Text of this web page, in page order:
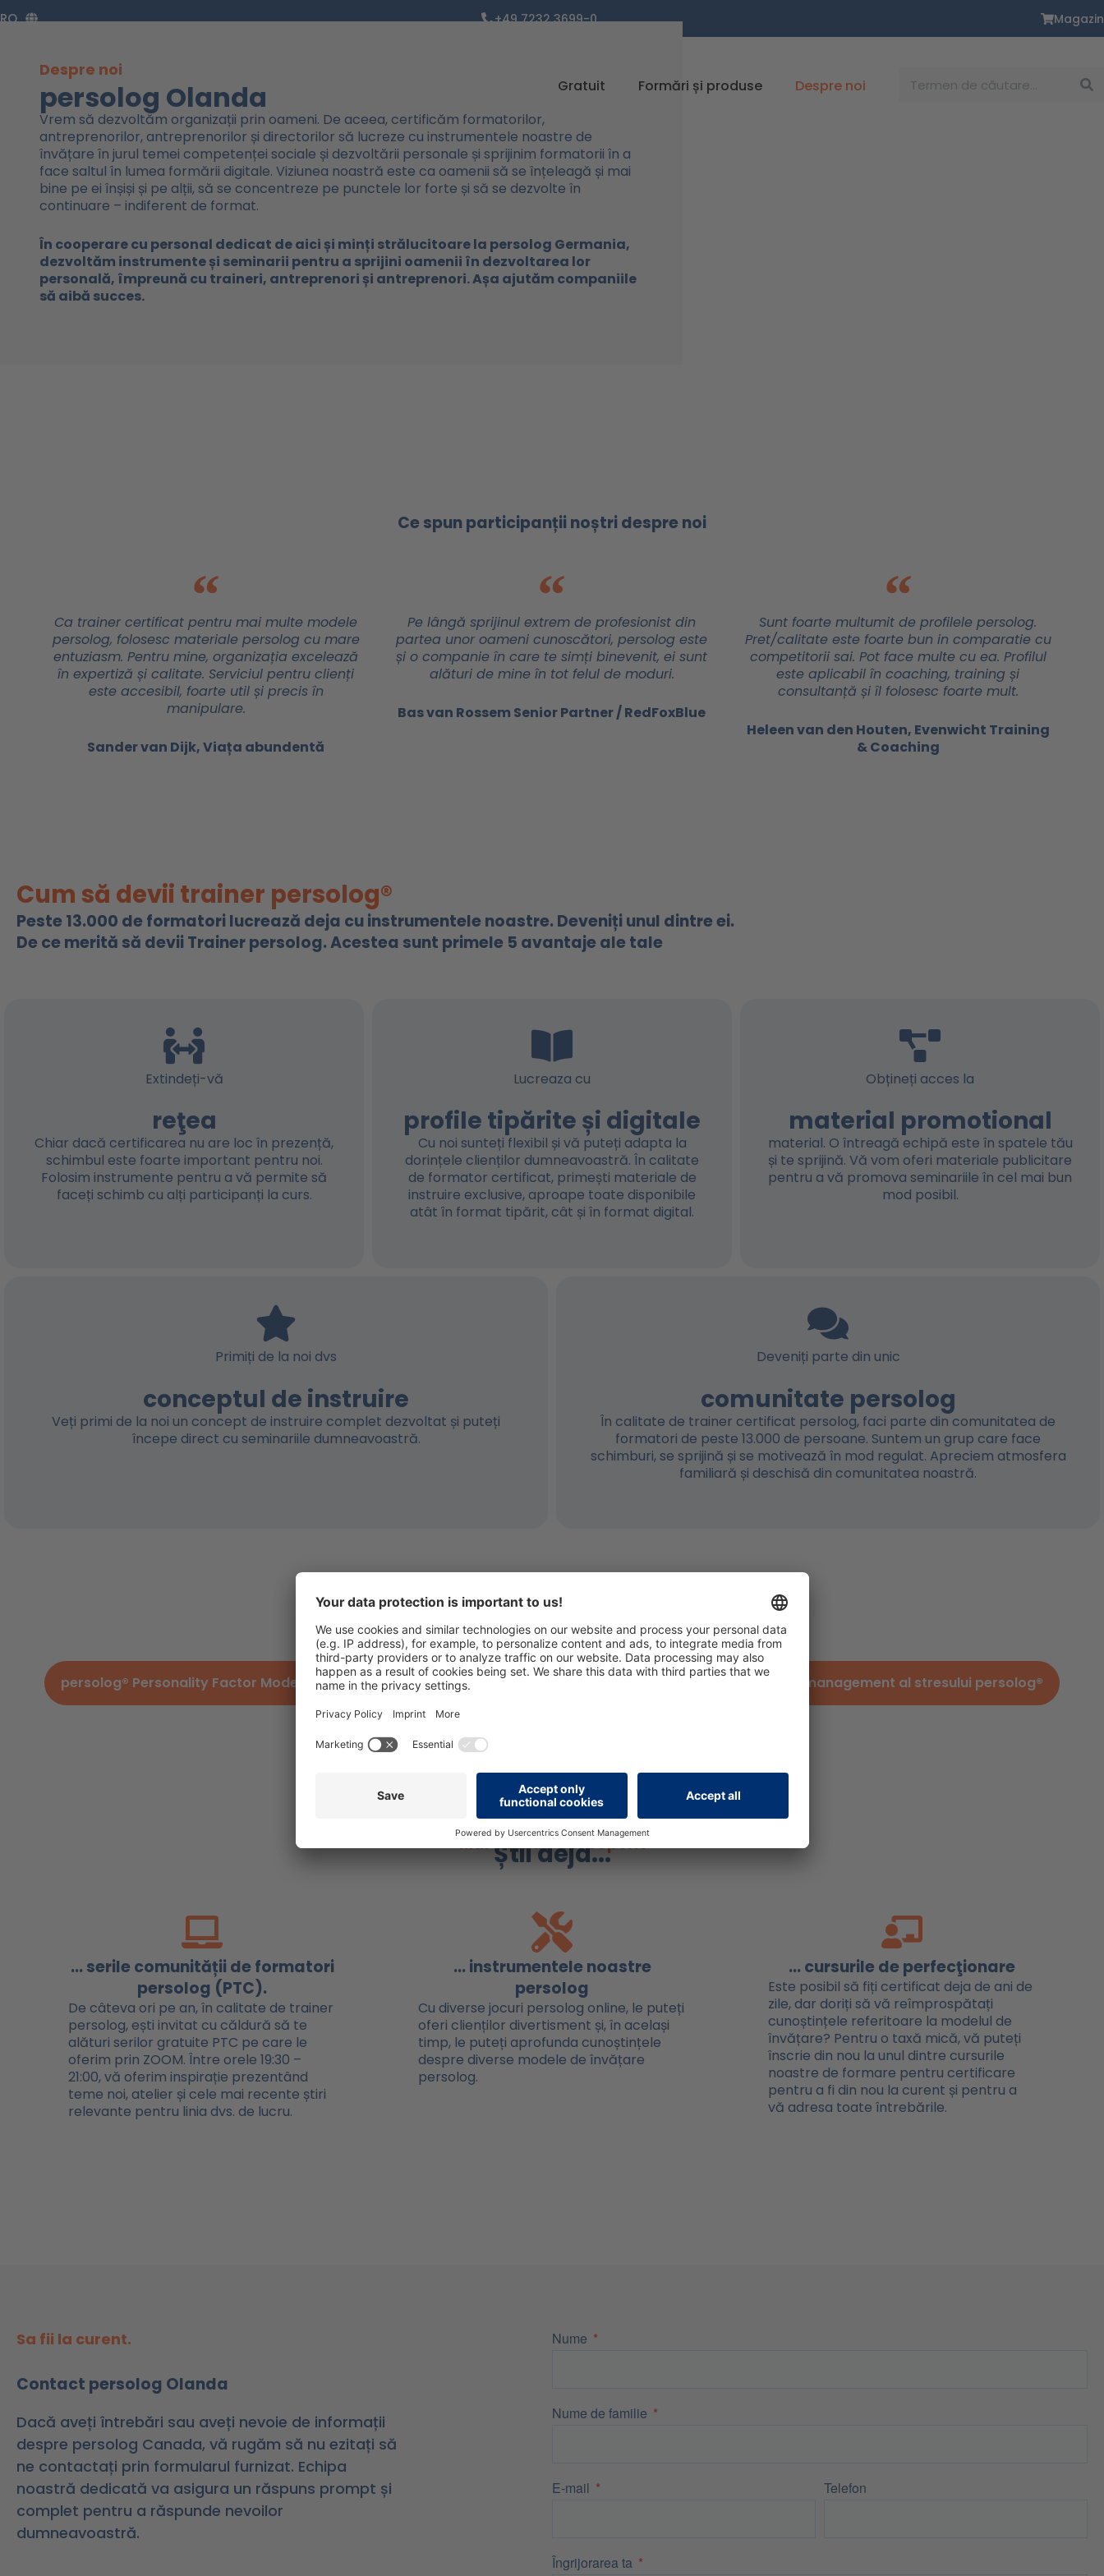
Inhalt
RO +49 7232 3699-0 Magazin
Gratuit Formări și produse Despre noi
Despre noi
persolog Olanda
Vrem să dezvoltăm organizații prin oameni. De aceea, certificăm formatorilor,
antreprenorilor, antreprenorilor și directorilor să lucreze cu instrumentele noastre de
învățare în jurul temei competenței sociale și dezvoltării personale și sprijinim formatorii în a
face saltul în lumea formării digitale. Viziunea noastră este ca oamenii să se înțeleagă și mai
bine pe ei înșiși și pe alții, să se concentreze pe punctele lor forte și să se dezvolte în
continuare – indiferent de format.
În cooperare cu personal dedicat de aici și minți strălucitoare la persolog Germania,
dezvoltăm instrumente și seminarii pentru a sprijini oamenii în dezvoltarea lor
personală, împreună cu traineri, antreprenori și antreprenori. Așa ajutăm companiile
să aibă succes.
Ce spun participanții noștri despre noi
Ca trainer certificat pentru mai multe modele
persolog, folosesc materiale persolog cu mare
entuziasm. Pentru mine, organizația excelează
în expertiză și calitate. Serviciul pentru clienți
este accesibil, foarte util și precis în
manipulare.
Sander van Dijk, Viața abundentă
Pe lângă sprijinul extrem de profesionist din
partea unor oameni cunoscători, persolog este
și o companie în care te simți binevenit, ei sunt
alături de mine în tot felul de moduri.
Bas van Rossem Senior Partner / RedFoxBlue
Sunt foarte multumit de profilele persolog.
Pret/calitate este foarte bun in comparatie cu
competitorii sai. Pot face multe cu ea. Profilul
este aplicabil în coaching, training și
consultanță și îl folosesc foarte mult.
Heleen van den Houten, Evenwicht Training
& Coaching
Cum să devii trainer persolog®
Peste 13.000 de formatori lucrează deja cu instrumentele noastre. Deveniți unul dintre ei.
De ce merită să devii Trainer persolog. Acestea sunt primele 5 avantaje ale tale
Extindeți-vă
reţea
Chiar dacă certificarea nu are loc în prezență,
schimbul este foarte important pentru noi.
Folosim instrumente pentru a vă permite să
faceți schimb cu alți participanți la curs.
Lucreaza cu
profile tipărite și digitale
Cu noi sunteți flexibil și vă puteți adapta la
dorințele clienților dumneavoastră. În calitate
de formator certificat, primești materiale de
instruire exclusive, aproape toate disponibile
atât în format tipărit, cât și în format digital.
Obțineți acces la
material promotional
material. O întreagă echipă este în spatele tău
și te sprijină. Vă vom oferi materiale publicitare
pentru a vă promova seminariile în cel mai bun
mod posibil.
Primiți de la noi dvs
conceptul de instruire
Veți primi de la noi un concept de instruire complet dezvoltat și puteți
începe direct cu seminariile dumneavoastră.
Deveniți parte din unic
comunitate persolog
În calitate de trainer certificat persolog, faci parte din comunitatea de
formatori de peste 13.000 de persoane. Suntem un grup care face
schimburi, se sprijină și se motivează în mod regulat. Apreciem atmosfera
familiară și deschisă din comunitatea noastră.
Puteți obține certificarea cu noi pentru următoarele subiecte.
persolog® Personality Factor Model Modelul de rezistență organizațională persolog® Modelul de management al stresului persolog®
Mai sunt de descoperit
Știi deja...
... serile comunității de formatori
persolog (PTC).
De câteva ori pe an, în calitate de trainer
persolog, ești invitat cu căldură să te
alături serilor gratuite PTC pe care le
oferim prin ZOOM. Între orele 19:30 –
21:00, vă oferim inspirație prezentând
teme noi, atelier și cele mai recente știri
relevante pentru linia dvs. de lucru.
... instrumentele noastre
persolog
Cu diverse jocuri persolog online, le puteți
oferi clienților divertisment și, în același
timp, le puteți aprofunda cunoștințele
despre diverse modele de învățare
persolog.
... cursurile de perfecţionare
Este posibil să fiți certificat deja de ani de
zile, dar doriți să vă reîmprospătați
cunoștințele referitoare la modelul de
învățare? Pentru o taxă mică, vă puteți
înscrie din nou la unul dintre cursurile
noastre de formare pentru certificare
pentru a fi din nou la curent și pentru a
vă adresa toate întrebările.
Sa fii la curent.
Contact persolog Olanda
Dacă aveți întrebări sau aveți nevoie de informații
despre persolog Canada, vă rugăm să nu ezitați să
ne contactați prin formularul furnizat. Echipa
noastră dedicată va asigura un răspuns prompt și
complet pentru a răspunde nevoilor
dumneavoastră.
Nume
Nume de familie
E-mail Telefon
Îngrijorarea ta